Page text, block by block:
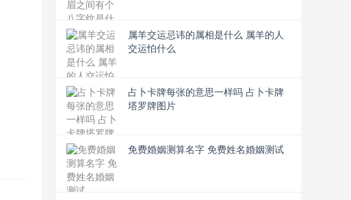
属羊交运忌讳的属相是什么 属羊的人
交运怕什么
占卜卡牌每张的意思一样吗 占卜卡牌
塔罗牌图片
免费婚姻测算名字 免费姓名婚姻测试